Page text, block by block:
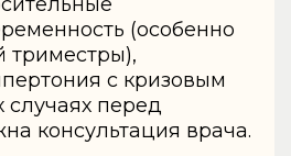
(особенно
триместры),
с кризовым
случаях перед
консультация врача.